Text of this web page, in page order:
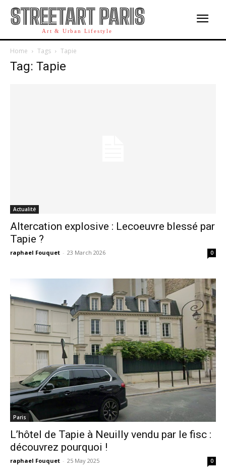
STREETART PARIS
Art & Urban Lifestyle
Home Tags Tapie
Tag: Tapie
Actualité
Altercation explosive : Lecoeuvre blessé par
Tapie ?
raphael Fouquet - 23 March 2026 0
Paris
L’hôtel de Tapie à Neuilly vendu par le fisc :
découvrez pourquoi !
raphael Fouquet - 25 May 2025 0